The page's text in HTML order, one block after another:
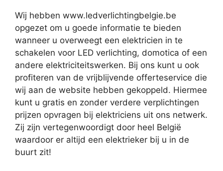
Wij hebben www.ledverlichtingbelgie.be
opgezet om u goede informatie te bieden
wanneer u overweegt een elektricien in te
schakelen voor LED verlichting, domotica of een
andere elektriciteitswerken. Bij ons kunt u ook
profiteren van de vrijblijvende offerteservice die
wij aan de website hebben gekoppeld. Hiermee
kunt u gratis en zonder verdere verplichtingen
prijzen opvragen bij elektriciens uit ons netwerk.
Zij zijn vertegenwoordigt door heel België
waardoor er altijd een elektrieker bij u in de
buurt zit!